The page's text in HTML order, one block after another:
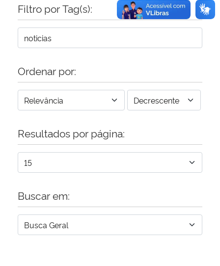
Filtro por Tag(s):
Ordenar por:
Resultados por página:
Buscar em: